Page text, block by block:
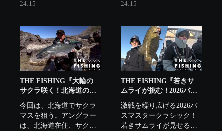
24:15 24:15
THE FISHING『大輪の
サクラ咲く！北海道の大
サクラマス』
今回は、北海道でサクラ
マスを狙う。アングラー
は、北海道在住、サクラ
THE FISHING『若きサ
ムライが挑む！2026バス
マスタークラシック
Part2』
激戦を繰り広げる2026バ
スマスタークラシック！
若きサムライが見せる驚